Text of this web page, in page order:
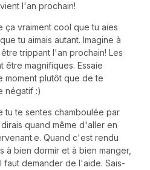
l'an prochain!
ça vraiment cool que tu aies
tu aimais autant. Imagine à
trippant l'an prochain! Les
être magnifiques. Essaie
moment plutôt que de te
négatif :)
tu te sentes chamboulée par
quand même d'aller en
Quand c'est rendu
à bien dormir et à bien manger,
demander de l'aide. Sais-